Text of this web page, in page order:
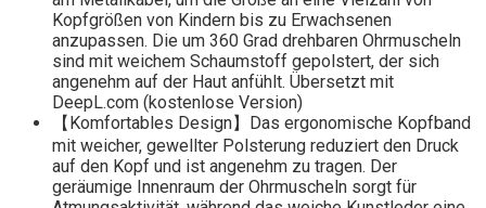
Kopfgrößen von Kindern bis zu Erwachsenen
anzupassen. Die um 360 Grad drehbaren Ohrmuscheln
sind mit weichem Schaumstoff gepolstert, der sich
angenehm auf der Haut anfühlt. Übersetzt mit
DeepL.com (kostenlose Version)
【Komfortables Design】Das ergonomische Kopfband
mit weicher, gewellter Polsterung reduziert den Druck
auf den Kopf und ist angenehm zu tragen. Der
geräumige Innenraum der Ohrmuscheln sorgt für